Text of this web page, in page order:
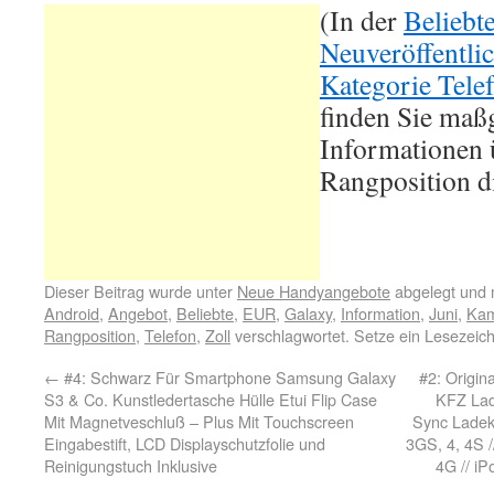
(In der
Kategorie
finden Sie
Informationen
Rangposition
Dieser Beitrag wurde unter Neue Handyangeboteabgelegt und
Android, Angebot, Beliebte, EUR, Galaxy, Information, Juni,
Rangposition, Telefon, Zoll verschlagwortet. Setze ein
← #4: Schwarz Für Smartphone Samsung Galaxy
S3 & Co. Kunstledertasche Hülle Etui Flip Case
Mit Magnetveschluß – Plus Mit Touchscreen
Eingabestift, LCD Displayschutzfolie und
Reinigungstuch Inklusive
#2:
KFZ
Sync
3GS, 4, 4S
4G //